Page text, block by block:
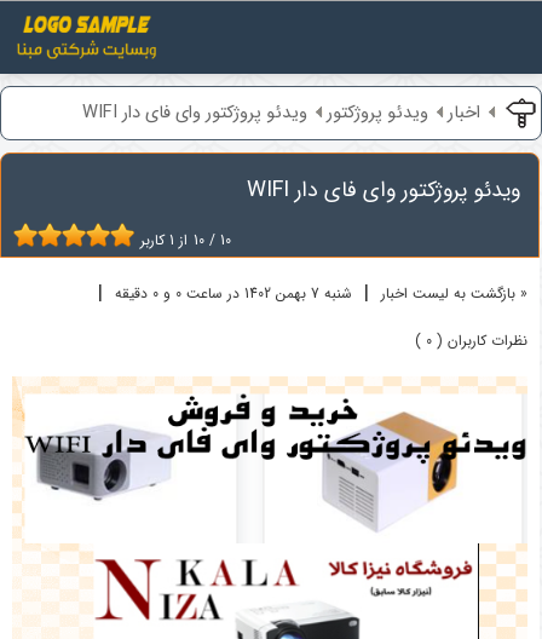
اخبار ویدئو پروژکتور ویدئو پروژکتور وای فای دار WIFI
ویدئو پروژکتور وای فای دار WIFI
10 / 10 از 1 کاربر
« بازگشت به لیست اخبار | شنبه 7 بهمن 1402 در ساعت 0 و 0 دقیقه |
نظرات کاربران ( 0 )